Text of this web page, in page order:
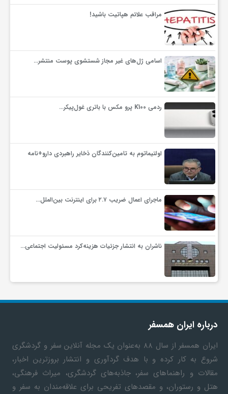
مراقب علائم هپاتیت باشید!
اسامی ژل‌های غیر مجاز شستشوی پوست منتشر…
ردمی K100 پرو مکس با باتری غول‌پیکر…
اولتیماتوم به تامین‌کنندگان ذخایر راهبردی دارو+نامه
ماجرای اعمال ضریب ۲.۷ برای اینترنت بین‌الملل…
ناشران به انتشار جزئیات هزینه‌کرد مسئولیت اجتماعی…
درباره ایران همسفر
ایران همسفر
از سال ۸۸ به‎‌عنوان یک مجله آنلاین سفر و گردشگری
شروع به کار کرده و با هدف گردآوری و انتشار بروزترین اخبار،
مقالات و راهنماهای سفر، جاذبه‌های گردشگری، میراث فرهنگی،
هتل و رستوران، و مقصدهای تفریحی برای علاقه‌مندان به سفر و